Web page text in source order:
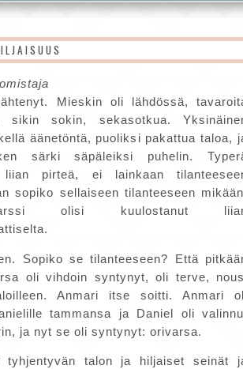
Mieskin oli lähdössä,
sikin sokin, sekasotkua.
äänetöntä, puoliksi pakattua taloa,
särki säpäleiksi puhelin.
liian pirteä, ei lainkaan
sopiko sellaiseen tilanteeseen
olisi kuulostanut
Sopiko se tilanteeseen? Että
oli vihdoin syntynyt, oli terve,
Anmari itse soitti. Anmari
tammansa ja Daniel oli
ja nyt se oli syntynyt: orivarsa.
tyhjentyvän talon ja hiljaiset seinät